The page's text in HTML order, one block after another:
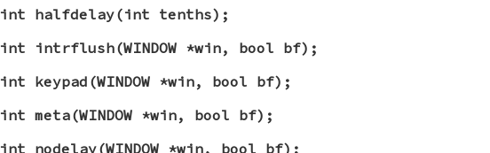
int halfdelay(int tenths);
int intrflush(WINDOW *win, bool bf);
int keypad(WINDOW *win, bool bf);
int meta(WINDOW *win, bool bf);
int nodelay(WINDOW *win, bool bf);